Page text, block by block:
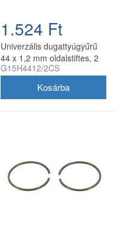
1.524 Ft
Univerzális dugattyúgyűrű
44 x 1,2 mm oldalstiftes, 2
db/csomag utángyártott
G15H4412/2CS